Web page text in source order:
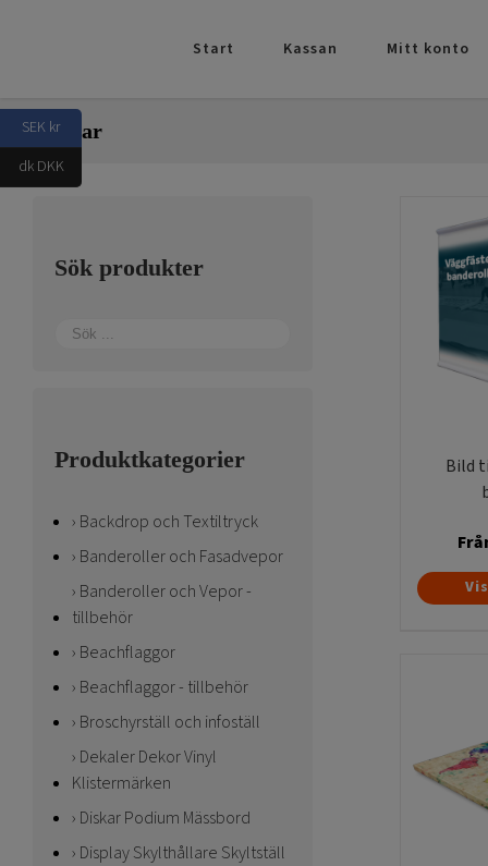
Start Kassan Mitt konto
Skyltar
Bild
Sök produkter
Produktkategorier
Backdrop och Textiltryck
Banderoller och Fasadvepor
Banderoller och Vepor -
tillbehör
Beachflaggor
Beachflaggor - tillbehör
Broschyrställ och infoställ
Dekaler Dekor Vinyl
Klistermärken
Diskar Podium Mässbord
Display Skylthållare Skyltställ
SEK kr
dk DKK